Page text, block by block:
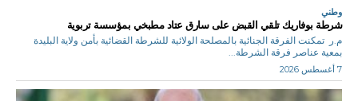
وطني
شرطة بوفاريك تلقي القبض على سارق عتاد مطبخي بمؤسسة تربوية
م.ر تمكنت الفرقة الجنائية بالمصلحة الولائية للشرطة القضائية بأمن ولاية البليدة
بمعية عناصر فرقة الشرطة...
7 أغسطس 2026